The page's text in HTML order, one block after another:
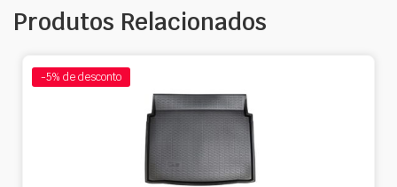
Produtos Relacionados
-5% de desconto